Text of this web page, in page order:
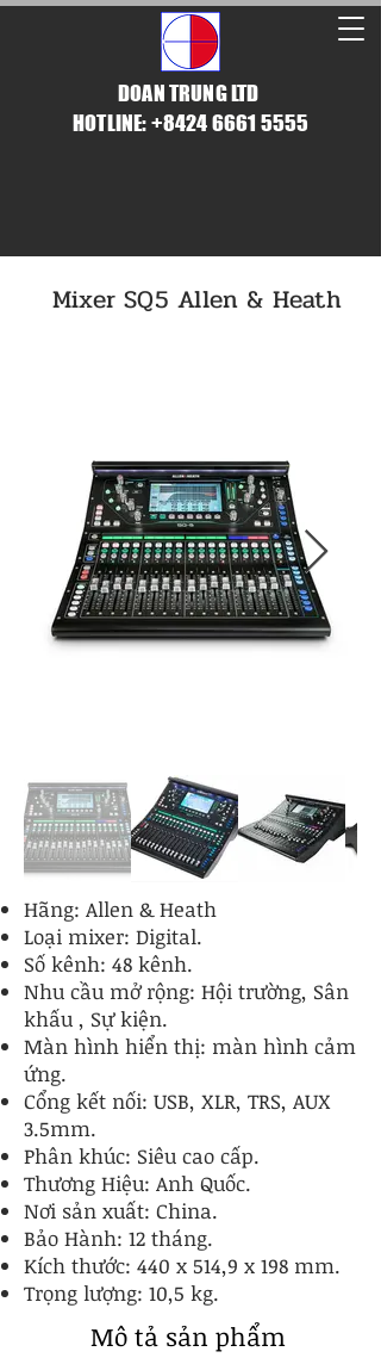
DOAN TRUNG LTD
HOTLINE: +8424 6661 5555
Mixer SQ5 Allen & Heath
Hãng: Allen & Heath
Loại mixer: Digital.
Số kênh: 48 kênh.
Nhu cầu mở rộng: Hội trường, Sân
khấu , Sự kiện.
Màn hình hiển thị: màn hình cảm
ứng.
Cổng kết nối: USB, XLR, TRS, AUX
3.5mm.
Phân khúc: Siêu cao cấp.
Thương Hiệu: Anh Quốc.
Nơi sản xuất: China.
Bảo Hành: 12 tháng.
Kích thước: 440 x 514,9 x 198 mm.
Trọng lượng: 10,5 kg.
Mô tả sản phẩm